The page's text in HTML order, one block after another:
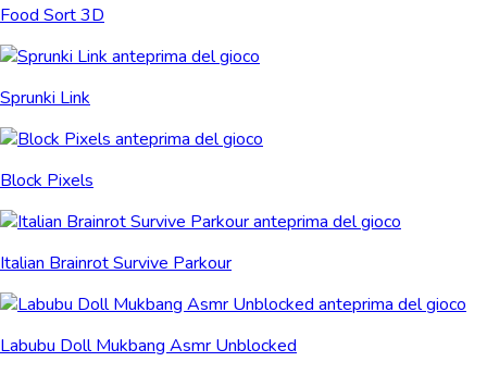
Food Sort 3D
Sprunki Link
Block Pixels
Italian Brainrot Survive Parkour
Labubu Doll Mukbang Asmr Unblocked